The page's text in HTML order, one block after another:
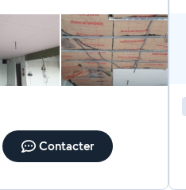
Contacter